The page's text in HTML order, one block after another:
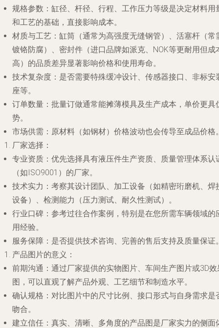
规格参数 ：缸径、杆径、行程、工作压力等级是决定材料用
和工艺的基础，直接影响成本。
材质与工艺 ：缸筒（通常为高强度无缝钢管）、活塞杆（常
镀铬防腐）、密封件（进口品牌如派克、NOK等更耐用但成
高）的品质差异显著影响价格和使用寿命。
技术复杂度 ：是否需要特殊缓冲设计、传感器接口、非标安
座等。
订单数量 ：批量订做通常能摊薄模具及生产成本，单价更具
势。
市场供需 ：原材料（如钢材）价格波动也会传导至成品价格
厂家选择 ：
专业资质 ：优先选择具有液压件生产资质、质量管理体系认
（如ISO9001）的厂家。
技术实力 ：考察其设计团队、加工设备（如精密珩磨机、焊
设备）、检测能力（压力测试、耐久性测试）。
行业口碑 ：参考过往合作案例，特别是在您所需车辆领域的
用经验。
服务保障 ：是否提供技术咨询、完善的售后支持及质量保证
产品图片的意义 ：
前期沟通 ：通过厂家提供的实物图片、车间生产图片或3D效
图，可以直观了解产品外观、工艺细节和制造水平。
确认规格 ：对比图片中的尺寸比例、接口形式与自身需求是
吻合。
建立信任 ：真实、清晰、多角度的产品图是厂家实力的侧面